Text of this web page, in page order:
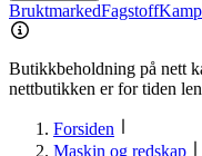
BruktmarkedFagstoff
Butikkbeholdning på nett
nettbutikken er for tiden
Forsiden
Maskin og redskap